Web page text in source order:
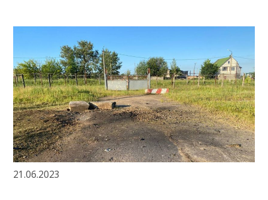
21.06.2023